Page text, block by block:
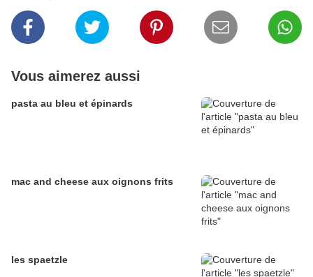
Vous aimerez aussi
pasta au bleu et épinards
mac and cheese aux oignons frits
les spaetzle